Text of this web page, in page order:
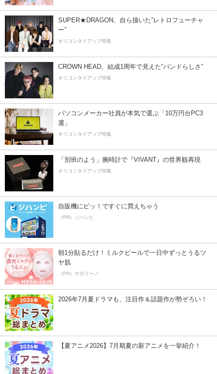
SUPER★DRAGON、自ら描いた”レトロフューチャ
ー”
オリコンタイアップ特集
CROWN HEAD、結成1周年で見えた”バンドらしさ”
オリコンタイアップ特集
パソコンメーカー社員が本気で選ぶ「10万円台PC3
選」
オリコンタイアップ特集
「別班のよう」腕時計で『VIVANT』の世界観再現
オリコンタイアップ特集
自販機にピッ！ですぐに買えちゃう
（PR）ジハンピ
朝1分貼るだけ！ミルクピールで一日中ずっとうるツ
ヤ肌
（PR）サボリーノ
2026年7月夏ドラマも、注目作＆話題作が勢ぞろい！
【夏アニメ2026】7月期夏の新アニメを一挙紹介！